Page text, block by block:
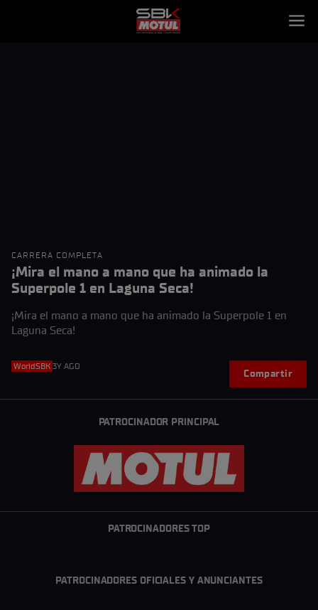
CARRERA COMPLETA
¡Mira el mano a mano que ha animado la
Superpole 1 en Laguna Seca!
¡Mira el mano a mano que ha animado la Superpole 1 en
Laguna Seca!
WorldSBK 3Y AGO
Compartir
PATROCINADOR PRINCIPAL
PATROCINADORES TOP
PATROCINADORES OFICIALES Y ANUNCIANTES